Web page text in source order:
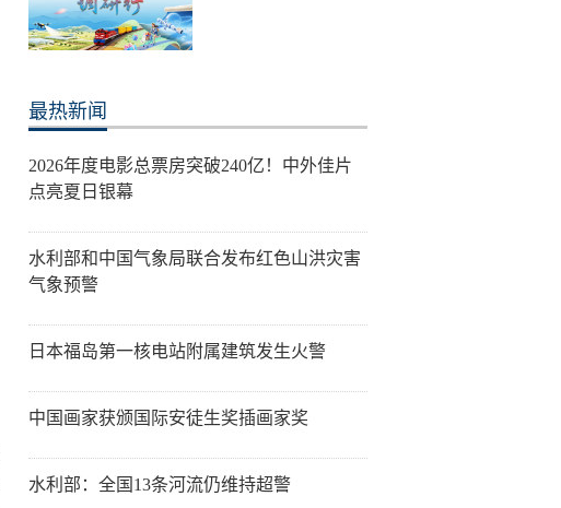
最热新闻
2026年度电影总票房突破240亿！中外佳片
点亮夏日银幕
水利部和中国气象局联合发布红色山洪灾害
气象预警
日本福岛第一核电站附属建筑发生火警
中国画家获颁国际安徒生奖插画家奖
水利部：全国13条河流仍维持超警